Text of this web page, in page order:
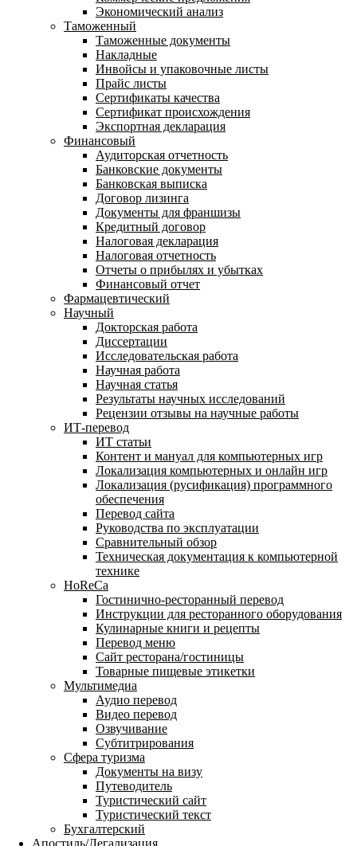
Экономический анализ
Таможенный
Таможенные документы
Накладные
Инвойсы и упаковочные листы
Прайс листы
Сертификаты качества
Сертификат происхождения
Экспортная декларация
Финансовый
Аудиторская отчетность
Банковские документы
Банковская выписка
Договор лизинга
Документы для франшизы
Кредитный договор
Налоговая декларация
Налоговая отчетность
Отчеты о прибылях и убытках
Финансовый отчет
Фармацевтический
Научный
Докторская работа
Диссертации
Исследовательская работа
Научная работа
Научная статья
Результаты научных исследований
Рецензии отзывы на научные работы
ИТ-перевод
ИТ статьи
Контент и мануал для компьютерных игр
Локализация компьютерных и онлайн игр
Локализация (русификация) программного
обеспечения
Перевод сайта
Руководства по эксплуатации
Сравнительный обзор
Техническая документация к компьютерной
технике
HoReCa
Гостинично-ресторанный перевод
Инструкции для ресторанного оборудования
Кулинарные книги и рецепты
Перевод меню
Сайт ресторана/гостиницы
Товарные пищевые этикетки
Мультимедиа
Аудио перевод
Видео перевод
Озвучивание
Субтитрирования
Сфера туризма
Документы на визу
Путеводитель
Туристический сайт
Туристический текст
Бухгалтерский
Апостиль/Легализация